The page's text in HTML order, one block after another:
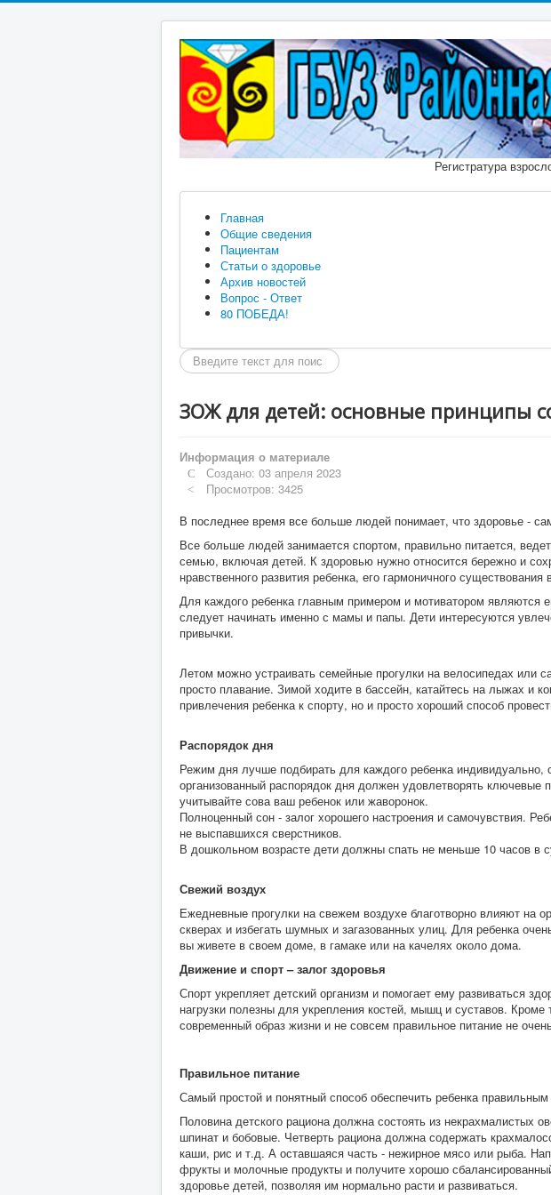
Регистратура
Главная
Общие сведения
Пациентам
Статьи о здоровье
Архив новостей
Вопрос - Ответ
80 ПОБЕДА!
Искать...
ЗОЖ для детей: основные принципы
Информация о материале
Создано: 03 апреля 2023
Просмотров: 3425
В последнее время все больше людей понимает, что здоровье -
Все больше людей занимается спортом, правильно питается,
семью, включая детей. К здоровью нужно относится бережно и
нравственного развития ребенка, его гармоничного существования
Для каждого ребенка главным примером и мотиватором являются
следует начинать именно с мамы и папы. Дети интересуются
привычки.
Летом можно устраивать семейные прогулки на велосипедах
просто плавание. Зимой ходите в бассейн, катайтесь на лыжах и
привлечения ребенка к спорту, но и просто хороший способ
Распорядок дня
Режим дня лучше подбирать для каждого ребенка
организованный распорядок дня должен удовлетворять ключевые
учитывайте сова ваш ребенок или жаворонок.
Полноценный сон - залог хорошего настроения и самочувствия.
не выспавшихся сверстников.
В дошкольном возрасте дети должны спать не меньше 10 часов в
Свежий воздух
Ежедневные прогулки на свежем воздухе благотворно влияют на
скверах и избегать шумных и загазованных улиц. Для ребенка
вы живете в своем доме, в гамаке или на качелях около дома.
Движение и спорт – залог здоровья
Спорт укрепляет детский организм и помогает ему развиваться
нагрузки полезны для укрепления костей, мышц и суставов.
современный образ жизни и не совсем правильное питание не
Правильное питание
Самый простой и понятный способ обеспечить ребенка
Половина детского рациона должна состоять из некрахмалистых
шпинат и бобовые. Четверть рациона должна содержать
каши, рис и т.д. А оставшаяся часть - нежирное мясо или рыба.
фрукты и молочные продукты и получите хорошо
здоровье детей, позволяя им нормально расти и развиваться.